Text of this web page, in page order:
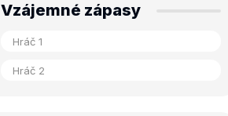
Vzájemné zápasy